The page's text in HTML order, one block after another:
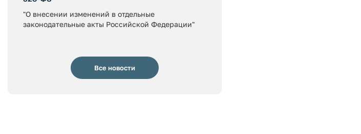
"О внесении изменений в отдельные
законодательные акты Российской Федерации"
Все новости